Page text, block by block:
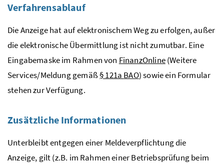
Verfahrensablauf
Die Anzeige hat auf elektronischem Weg zu erfolgen, außer
die elektronische Übermittlung ist nicht zumutbar. Eine
Eingabemaske im Rahmen von FinanzOnline(Weitere
Services/Meldung gemäß§ 121a BAO) sowie ein Formular
stehen zur Verfügung.
Zusätzliche Informationen
Unterbleibt entgegen einer Meldeverpflichtung die
Anzeige, gilt (z.B. im Rahmen einer Betriebsprüfung beim